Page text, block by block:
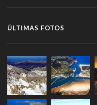
ÚLTIMAS FOTOS